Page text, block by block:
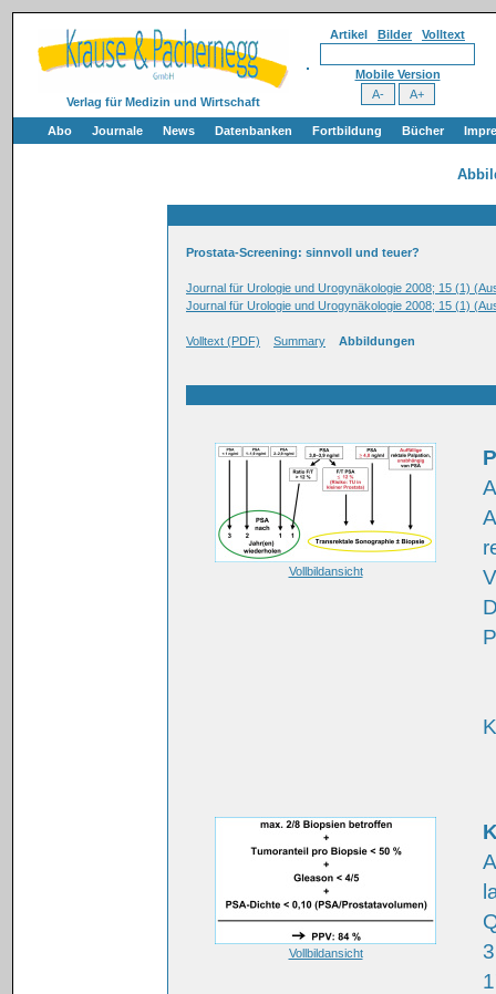
Verlag für Medizin und Wirtschaft
Artikel Bilder Volltext
Mobile Version
Abo Journale News Datenbanken Fortbildung Bücher
Prostata-Screening: sinnvoll und teuer?
Journal für Urologie und Urogynäkologie 2008; 15 (1)
Journal für Urologie und Urogynäkologie 2008; 15 (1)
Volltext (PDF) Summary Abbildungen
Vollbildansicht
Vollbildansicht